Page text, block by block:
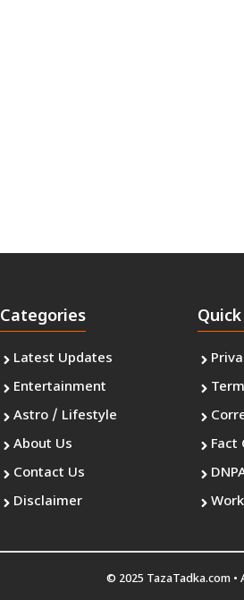
Categories
Latest Updates
Entertainment
Astro / Lifestyle
About Us
Contact Us
Disclaimer
Fact
© 2025 TazaTadka.com